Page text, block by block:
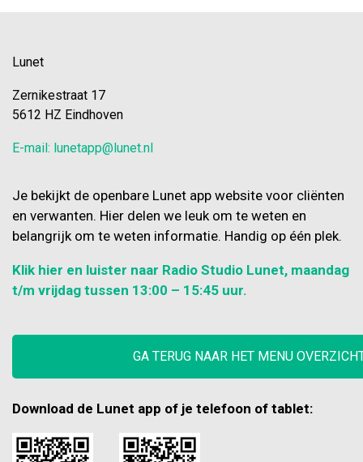
Lunet
Zernikestraat 17
5612 HZ Eindhoven
E-mail: lunetapp@lunet.nl
Je bekijkt de openbare Lunet app website voor cliënten
en verwanten. Hier delen we leuk om te weten en
belangrijk om te weten informatie. Handig op één plek.
Klik hier en luister naar Radio Studio Lunet, maandag
t/m vrijdag tussen 13:00 – 15:45 uur.
GA TERUG NAAR HET MENU
Download de Lunet app of je telefoon of tablet: